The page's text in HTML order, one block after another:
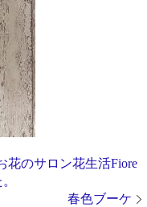
花のサロン花生活Fiore
春色ブーケ